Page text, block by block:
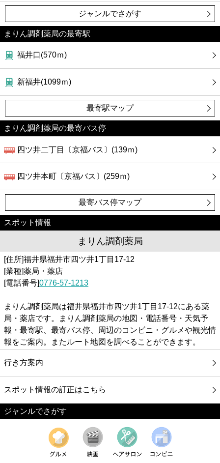
ジャンルでさがす
まりん調剤薬局の最寄駅
福井口(570ｍ)
新福井(1099ｍ)
最寄駅マップ
まりん調剤薬局の最寄バス停
四ツ井二丁目〔京福バス〕(139ｍ)
四ツ井本町〔京福バス〕(259ｍ)
最寄バス停マップ
スポット情報
まりん調剤薬局
[住所]福井県福井市四ツ井1丁目17-12
[業種]薬局・薬店
[電話番号]0776-57-1213
まりん調剤薬局は福井県福井市四ツ井1丁目17-12にある薬
局・薬店です。まりん調剤薬局の地図・電話番号・天気予
報・最寄駅、最寄バス停、周辺のコンビニ・グルメや観光情
報をご案内。またルート地図を調べることができます。
行き方案内
スポット情報の訂正はこちら
ジャンルでさがす